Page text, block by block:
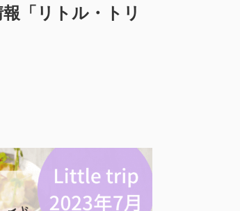
「リトル・トリ